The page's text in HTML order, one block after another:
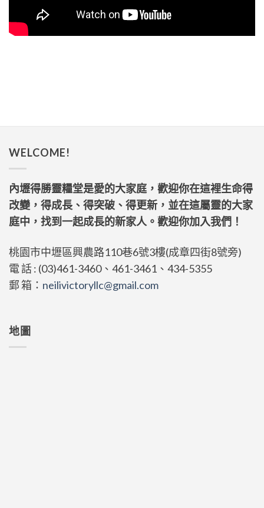
WELCOME!
內壢得勝靈糧堂是愛的大家庭，歡迎你在這裡生命得
改變，得成長、得突破、得更新，並在這屬靈的大家
庭中，找到一起成長的新家人。歡迎你加入我們！
桃園市中壢區興農路110巷6號3樓(成章四街8號旁)
電 話 : (03)461-3460、461-3461、434-5355
郵 箱： neilivictoryllc@gmail.com
地圖